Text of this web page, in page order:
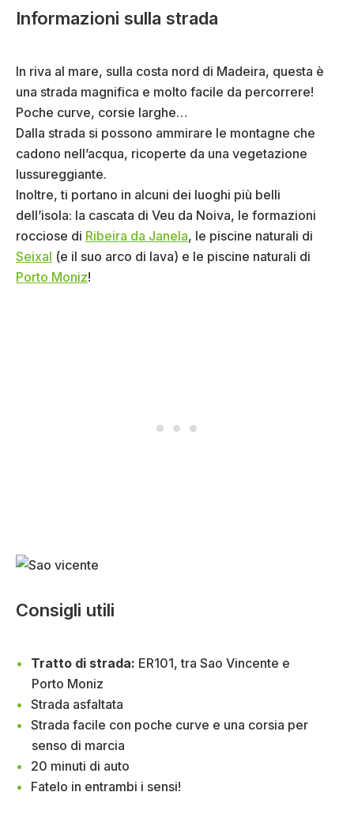
Informazioni sulla strada
In riva al mare, sulla costa nord di Madeira, questa è
una strada magnifica e molto facile da percorrere!
Poche curve, corsie larghe…
Dalla strada si possono ammirare le montagne che
cadono nell’acqua, ricoperte da una vegetazione
lussureggiante.
Inoltre, ti portano in alcuni dei luoghi più belli
dell’isola: la cascata di Veu da Noiva, le formazioni
rocciose di Ribeira da Janela, le piscine naturali di
Seixal (e il suo arco di lava) e le piscine naturali di
Porto Moniz!
Consigli utili
Tratto di strada: ER101, tra Sao Vincente e
Porto Moniz
Strada asfaltata
Strada facile con poche curve e una corsia per
senso di marcia
20 minuti di auto
Fatelo in entrambi i sensi!